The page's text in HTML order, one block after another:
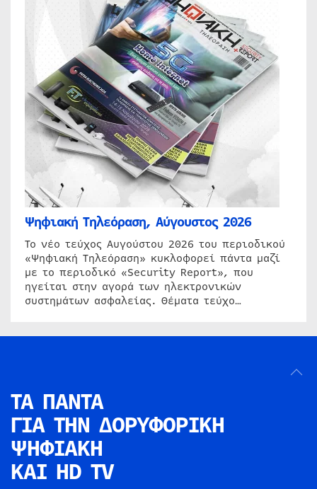
Ψηφιακή Τηλεόραση, Αύγουστος 2026
Το νέο τεύχος Αυγούστου 2026 του περιοδικού
«Ψηφιακή Τηλεόραση» κυκλοφορεί πάντα μαζί
με το περιοδικό «Security Report», που
ηγείται στην αγορά των ηλεκτρονικών
συστημάτων ασφαλείας. Θέματα τεύχο…
ΤΑ ΠΑΝΤΑ
ΓΙΑ ΤΗΝ ΔΟΡΥΦΟΡΙΚΗ
ΨΗΦΙΑΚΗ
ΚΑΙ HD TV